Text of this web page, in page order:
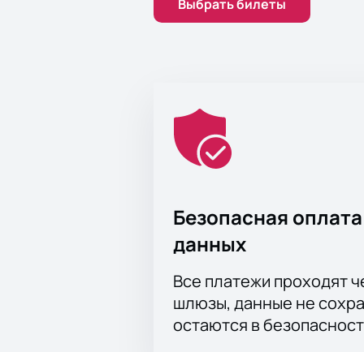
Выбрать билеты
Безопасная
данных
Все платежи проходят
шлюзы, данные не
остаются в